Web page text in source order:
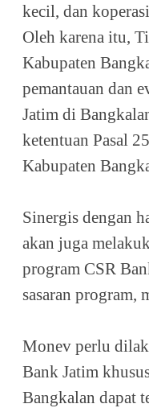
kecil, dan
Oleh karena itu,
Kabupaten
pemantauan dan
Jatim di
ketentuan Pasal
Kabupaten
Sinergis dengan
akan juga
program CSR
sasaran program,
Monev perlu
Bank Jatim
Bangkalan dapat